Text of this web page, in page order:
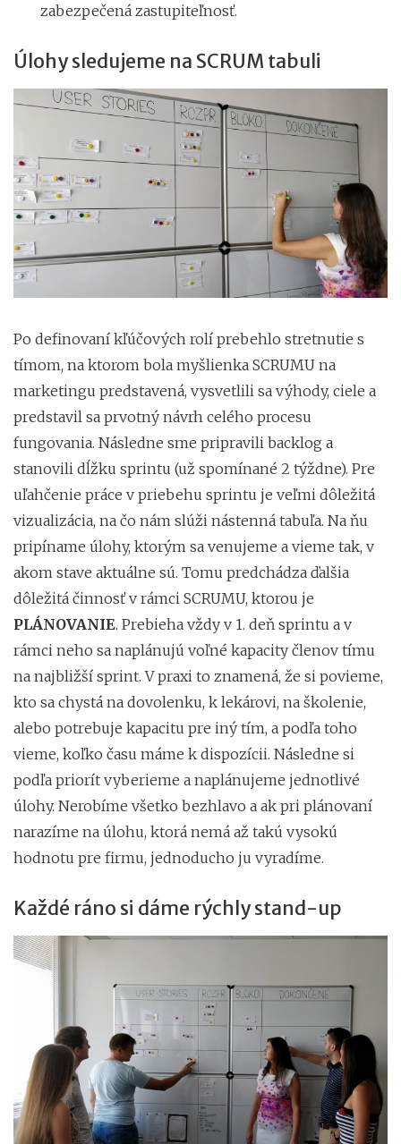
zabezpečená zastupiteľnosť.
Úlohy sledujeme na SCRUM tabuli
Po definovaní kľúčových rolí prebehlo stretnutie s
tímom, na ktorom bola myšlienka SCRUMU na
marketingu predstavená, vysvetlili sa výhody, ciele a
predstavil sa prvotný návrh celého procesu
fungovania. Následne sme pripravili backlog a
stanovili dĺžku sprintu (už spomínané 2 týždne). Pre
uľahčenie práce v priebehu sprintu je veľmi dôležitá
vizualizácia, na čo nám slúži nástenná tabuľa. Na ňu
pripíname úlohy, ktorým sa venujeme a vieme tak, v
akom stave aktuálne sú. Tomu predchádza ďalšia
dôležitá činnosť v rámci SCRUMU, ktorou je
PLÁNOVANIE. Prebieha vždy v 1. deň sprintu a v
rámci neho sa naplánujú voľné kapacity členov tímu
na najbližší sprint. V praxi to znamená, že si povieme,
kto sa chystá na dovolenku, k lekárovi, na školenie,
alebo potrebuje kapacitu pre iný tím, a podľa toho
vieme, koľko času máme k dispozícii. Následne si
podľa priorít vyberieme a naplánujeme jednotlivé
úlohy. Nerobíme všetko bezhlavo a ak pri plánovaní
narazíme na úlohu, ktorá nemá až takú vysokú
hodnotu pre firmu, jednoducho ju vyradíme.
Každé ráno si dáme rýchly stand-up